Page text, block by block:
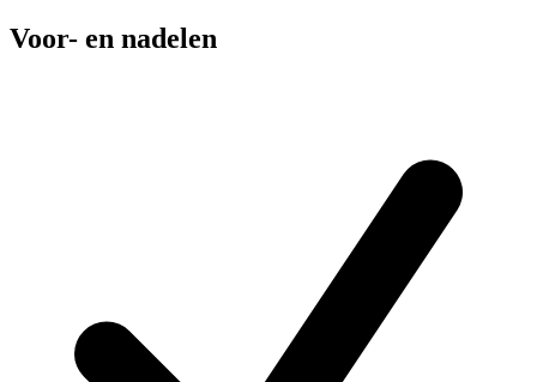
Voor- en nadelen